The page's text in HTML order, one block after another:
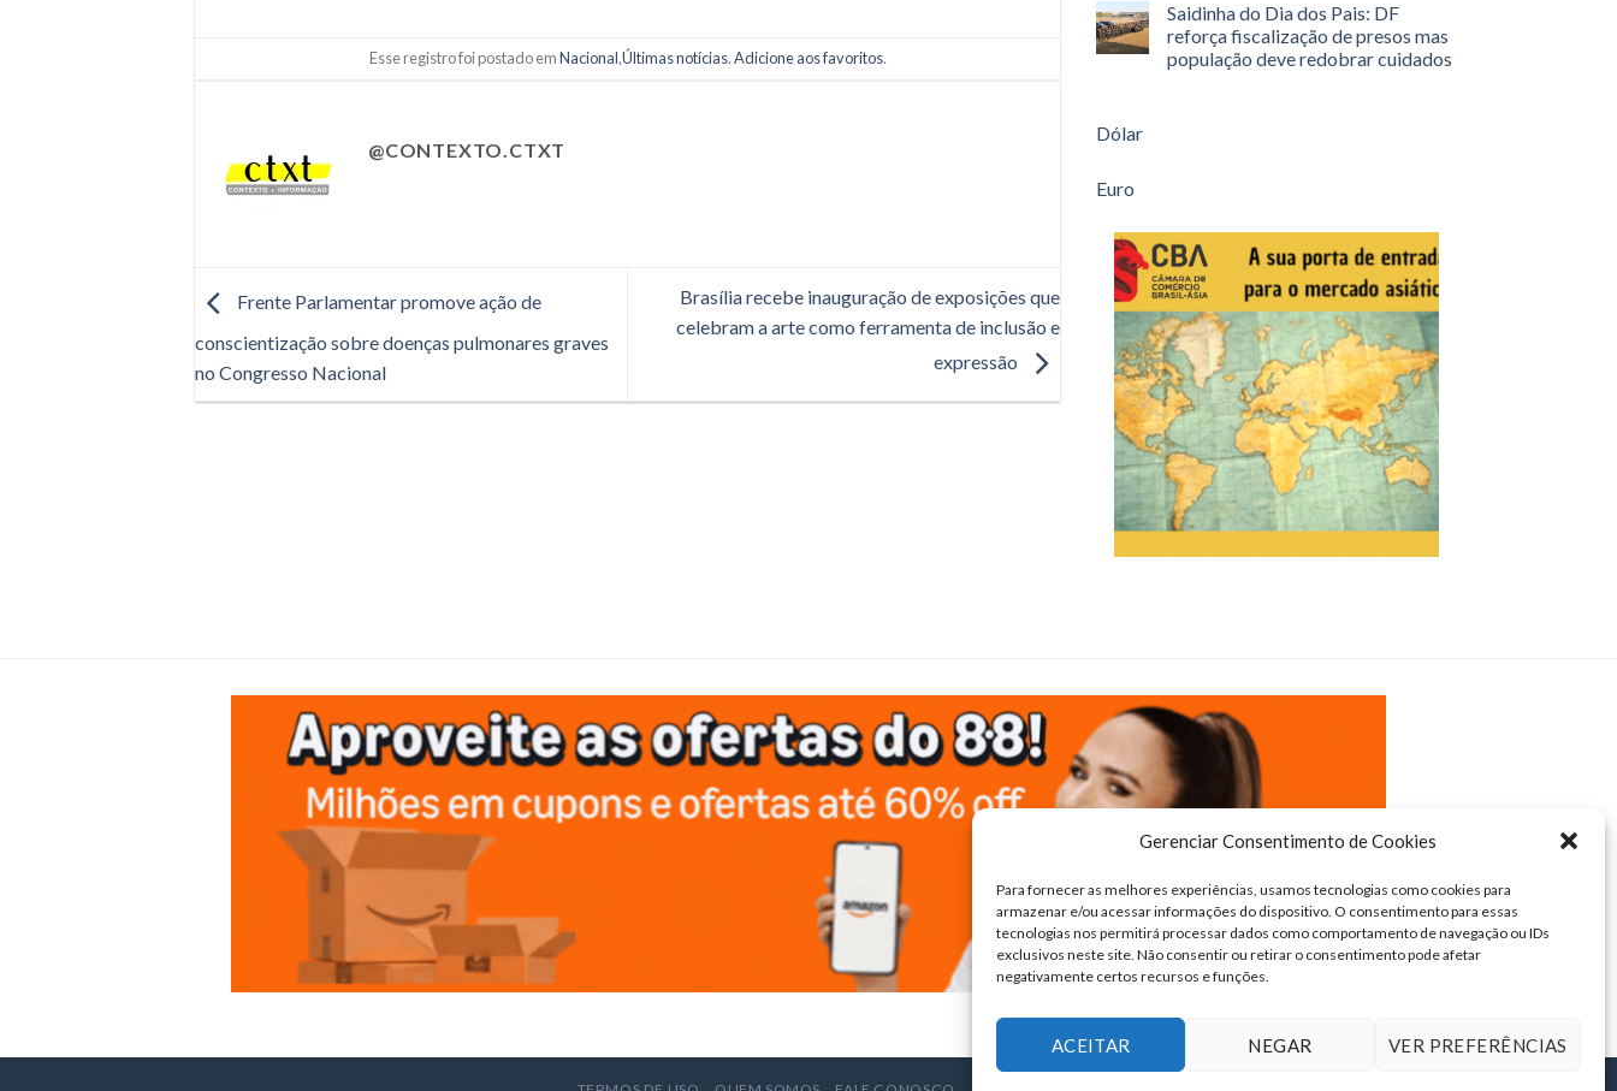
Gerenciar Consentimento de Cookies
Para fornecer as melhores experiências, usamos tecnologias como cookies para
armazenar e/ou acessar informações do dispositivo. O consentimento para essas
tecnologias nos permitirá processar dados como comportamento de navegação ou IDs
exclusivos neste site. Não consentir ou retirar o consentimento pode afetar
negativamente certos recursos e funções.
ACEITAR NEGAR VER PREFERÊNCIAS
Esse registro foi postado emNacional,Últimas notícias.Adicione aos favoritos.
@CONTEXTO.CTXT
Frente Parlamentar promove ação de
conscientização sobre doenças pulmonares graves
no Congresso Nacional
Brasília recebe inauguração de exposições que
celebram a arte como ferramenta de inclusão e
expressão
Saidinha do Dia dos Pais: DF
reforça fiscalização de presos mas
população deve redobrar cuidados
Dólar
Euro